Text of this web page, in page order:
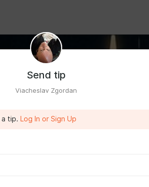
Send tip
Viacheslav Zgordan
tip. Log In or Sign Up